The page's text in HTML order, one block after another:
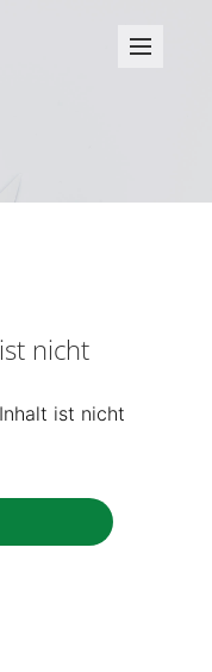
nicht
ist nicht